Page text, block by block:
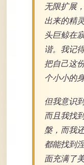
无限扩展
出来的精
头巨鲸在
谐。我记
把自己这
个小小的
但我意识
而且我找
槃，而我
都能找到
面充满了